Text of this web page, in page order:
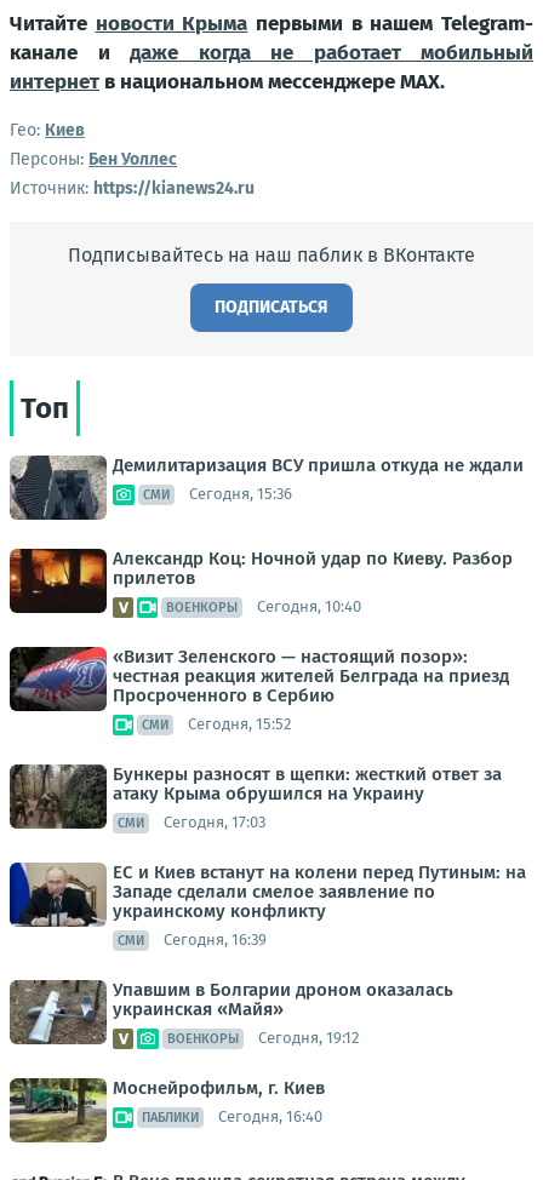
Читайте новости Крыма первыми в нашем Telegram-
канале и даже когда не работает мобильный
интернет в национальном мессенджере MAX.
Гео: Киев
Персоны: Бен Уоллес
Источник: https://kianews24.ru
Подписывайтесь на наш паблик в ВКонтакте
ПОДПИСАТЬСЯ
Топ
Демилитаризация ВСУ пришла откуда не ждали
СМИ Сегодня, 15:36
Александр Коц: Ночной удар по Киеву. Разбор
прилетов
ВОЕНКОРЫ Сегодня, 10:40
«Визит Зеленского — настоящий позор»:
честная реакция жителей Белграда на приезд
Просроченного в Сербию
СМИ Сегодня, 15:52
Бункеры разносят в щепки: жесткий ответ за
атаку Крыма обрушился на Украину
СМИ Сегодня, 17:03
ЕС и Киев встанут на колени перед Путиным: на
Западе сделали смелое заявление по
украинскому конфликту
СМИ Сегодня, 16:39
Упавшим в Болгарии дроном оказалась
украинская «Майя»
ВОЕНКОРЫ Сегодня, 19:12
Моснейрофильм, г. Киев
ПАБЛИКИ Сегодня, 16:40